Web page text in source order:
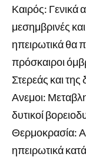
Καιρός: Γενικά
μεσημβρινές
ηπειρωτικά θα
πρόσκαιροι
Στερεάς και
Ανεμοι:
δυτικοί
Θερμοκρασία:
ηπειρωτικά